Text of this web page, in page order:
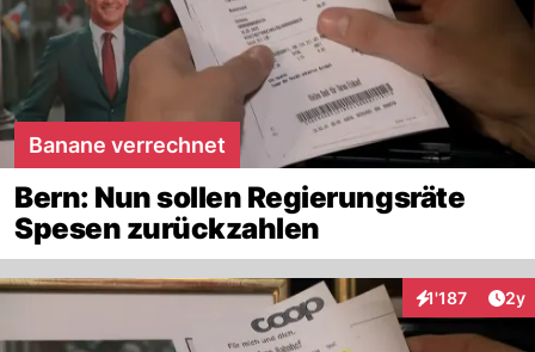
Banane verrechnet
Bern: Nun sollen Regierungsräte
Spesen zurückzahlen
1'187
Interaktionen2y